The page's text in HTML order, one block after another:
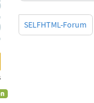
SELFHTML-Forum